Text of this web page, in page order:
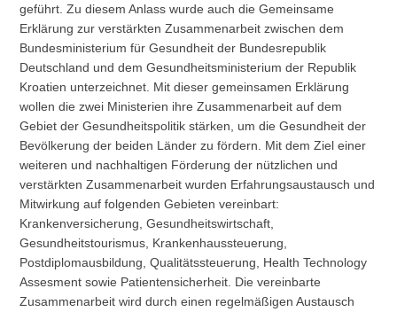
geführt. Zu diesem Anlass wurde auch die Gemeinsame
Erklärung zur verstärkten Zusammenarbeit zwischen dem
Bundesministerium für Gesundheit der Bundesrepublik
Deutschland und dem Gesundheitsministerium der Republik
Kroatien unterzeichnet. Mit dieser gemeinsamen Erklärung
wollen die zwei Ministerien ihre Zusammenarbeit auf dem
Gebiet der Gesundheitspolitik stärken, um die Gesundheit der
Bevölkerung der beiden Länder zu fördern. Mit dem Ziel einer
weiteren und nachhaltigen Förderung der nützlichen und
verstärkten Zusammenarbeit wurden Erfahrungsaustausch und
Mitwirkung auf folgenden Gebieten vereinbart:
Krankenversicherung, Gesundheitswirtschaft,
Gesundheitstourismus, Krankenhaussteuerung,
Postdiplomausbildung, Qualitätssteuerung, Health Technology
Assesment sowie Patientensicherheit. Die vereinbarte
Zusammenarbeit wird durch einen regelmäßigen Austausch